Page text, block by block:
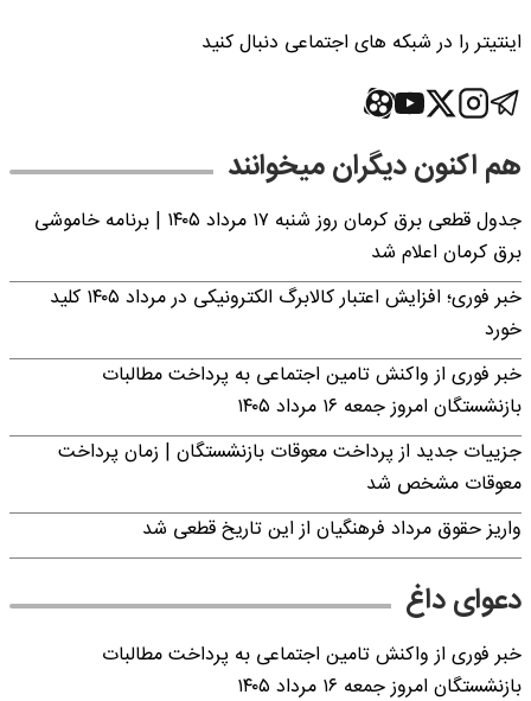
اینتیتر را در شبکه های اجتماعی دنبال کنید
هم اکنون دیگران میخوانند
جدول قطعی برق کرمان روز شنبه ۱۷ مرداد ۱۴۰۵ | برنامه خاموشی
برق کرمان اعلام شد
خبر فوری؛ افزایش اعتبار کالابرگ الکترونیکی در مرداد ۱۴۰۵ کلید
خورد
خبر فوری از واکنش تامین اجتماعی به پرداخت مطالبات
بازنشستگان امروز جمعه ۱۶ مرداد ۱۴۰۵
جزییات جدید از پرداخت معوقات بازنشستگان | زمان پرداخت
معوقات مشخص شد
واریز حقوق مرداد فرهنگیان از این تاریخ قطعی شد
دعوای داغ
خبر فوری از واکنش تامین اجتماعی به پرداخت مطالبات
بازنشستگان امروز جمعه ۱۶ مرداد ۱۴۰۵